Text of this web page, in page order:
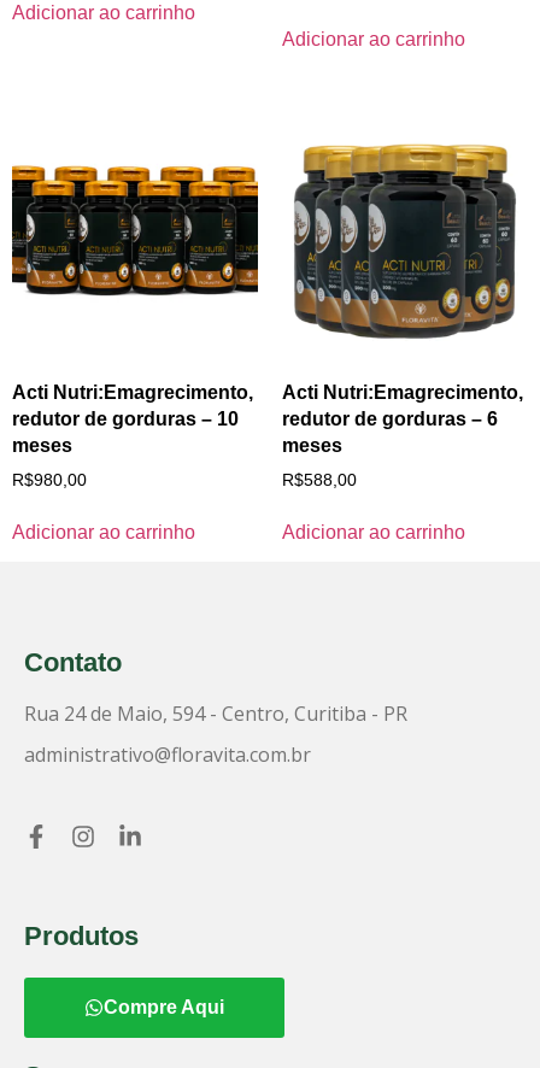
Adicionar ao carrinho
Adicionar ao carrinho
Acti Nutri:Emagrecimento,
redutor de gorduras – 10
meses
R$980,00
Adicionar ao carrinho
Acti Nutri:Emagrecimento,
redutor de gorduras – 6
meses
R$588,00
Adicionar ao carrinho
Contato
Rua 24 de Maio, 594 - Centro, Curitiba - PR
administrativo@floravita.com.br
Produtos
Compre Aqui